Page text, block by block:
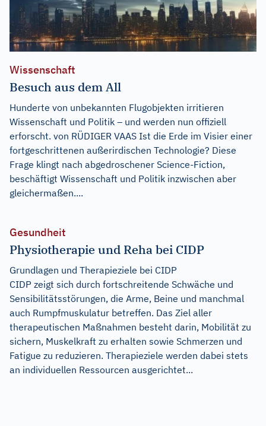
Wissenschaft
Besuch aus dem All
Hunderte von unbekannten Flugobjekten irritieren
Wissenschaft und Politik – und werden nun offiziell
erforscht. von RÜDIGER VAAS Ist die Erde im Visier einer
fortgeschrittenen außerirdischen Technologie? Diese
Frage klingt nach abgedroschener Science-Fiction,
beschäftigt Wissenschaft und Politik inzwischen aber
gleichermaßen....
Gesundheit
Physiotherapie und Reha bei CIDP
Grundlagen und Therapieziele bei CIDP
CIDP zeigt sich durch fortschreitende Schwäche und
Sensibilitätsstörungen, die Arme, Beine und manchmal
auch Rumpfmuskulatur betreffen. Das Ziel aller
therapeutischen Maßnahmen besteht darin, Mobilität zu
sichern, Muskelkraft zu erhalten sowie Schmerzen und
Fatigue zu reduzieren. Therapieziele werden dabei stets
an individuellen Ressourcen ausgerichtet...